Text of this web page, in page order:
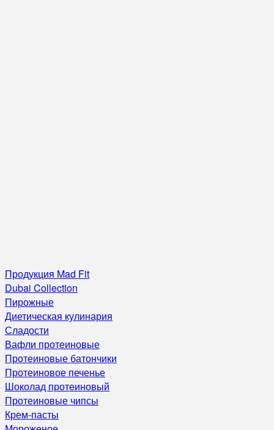
Продукция Mad Fit
Dubai Collection
Пирожные
Диетическая кулинария
Сладости
Вафли протеиновые
Протеиновые батончики
Протеиновое печенье
Шоколад протеиновый
Протеиновые чипсы
Крем-пасты